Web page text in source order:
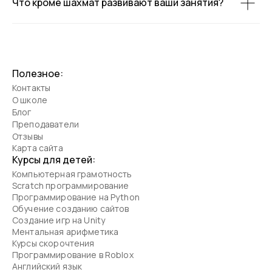
Полезное:
Контакты
О школе
Блог
Преподаватели
Отзывы
Карта сайта
Курсы для детей:
Компьютерная грамотность
Scratch программирование
Программирование на Python
Обучение созданию сайтов
Создание игр на Unity
Ментальная арифметика
Курсы скорочтения
Программирование в Roblox
Английский язык